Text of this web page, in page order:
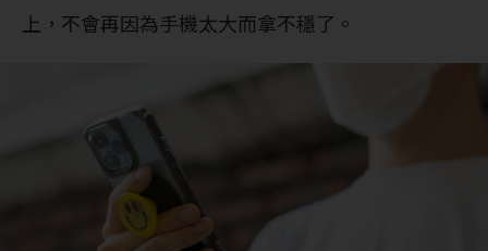
上，不會再因為手機太大而拿不穩了。